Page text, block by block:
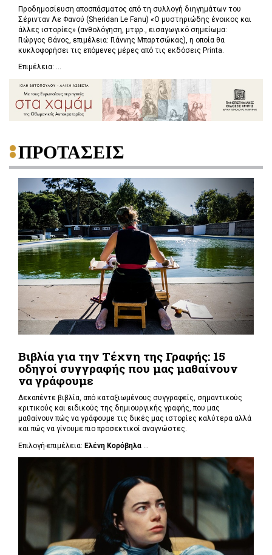
Προδημοσίευση αποσπάσματος από τη συλλογή διηγημάτων του
Σέρινταν Λε Φανού (Sheridan Le Fanu) «Ο μυστηριώδης ένοικος και
άλλες ιστορίες» (ανθολόγηση, μτφρ., εισαγωγικό σημείωμα:
Γιώργος Θάνος, επιμέλεια: Γιάννης Μπαρτσώκας), η οποία θα
κυκλοφορήσει τις επόμενες μέρες από τις εκδόσεις Printa.
Επιμέλεια: ...
ΠΡΟΤΑΣΕΙΣ
Βιβλία για την Τέχνη της Γραφής: 15
οδηγοί συγγραφής που μας μαθαίνουν
να γράφουμε
Δεκαπέντε βιβλία, από καταξιωμένους συγγραφείς, σημαντικούς
κριτικούς και ειδικούς της δημιουργικής γραφής, που μας
μαθαίνουν πώς να γράφουμε τις δικές μας ιστορίες καλύτερα αλλά
και πώς να γίνουμε πιο προσεκτικοί αναγνώστες.
Επιλογή-επιμέλεια: Ελένη Κορόβηλα